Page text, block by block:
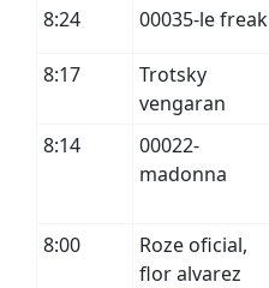
8:24 00035-le freak
8:17
Trotsky
vengaran
8:14
00022-
madonna
8:00
Roze oficial,
flor alvarez